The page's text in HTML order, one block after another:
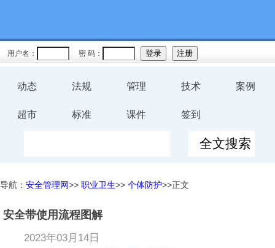
用户名： 密 码：
动态 法规 管理 技术 案例
超市 标准 课件 签到
导航： 安全管理网>> 职业卫生>> 个体防护>>正文
安全带使用流程图解
2023年03月14日